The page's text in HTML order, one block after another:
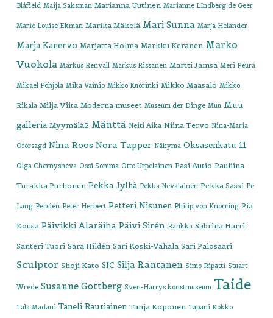
Blåfield Maija Saksman Marianna Uutinen Marianne LIndberg de Geer
Marie Louise Ekman Marika Mäkelä Mari Sunna Marja Helander
Marja Kanervo Marjatta Holma Markku Keränen Marko
Vuokola Markus Renvall Markus Rissanen Martti Jämsä Meri Peura
Mikael Pohjola Mika Vainio Mikko Kuorinki Mikko Maasalo Mikko
Rikala Milja Viita Moderna museet Museum der Dinge Muu Muu
galleria Myymälä2 Mänttä Neiti Aika Niina Tervo Nina-Maria
Oförsagd Nina Roos Nora Tapper Näkymä Oksasenkatu 11
Olga Chernysheva Ossi Somma Otto Urpelainen Pasi Autio Pauliina
Turakka Purhonen Pekka Jylhä Pekka Nevalainen Pekka Sassi Pe
Lang Persien Peter Herbert Petteri Nisunen Philip von Knorring Pia
Kousa Päivikki Alaräihä Päivi Sirén Rankka Sabrina Harri
Santeri Tuori Sara Hildén Sari Koski-Vähälä Sari Palosaari
Sculptor Shoji Kato SIC Silja Rantanen Simo Ripatti Stuart
Wrede Susanne Gottberg Sven-Harrys konstmuseum Taide
Tala Madani Taneli Rautiainen Tanja Koponen Tapani Kokko